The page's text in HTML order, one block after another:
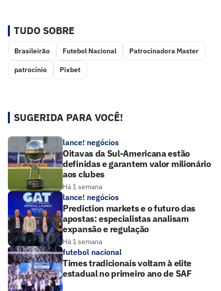
TUDO SOBRE
Brasileirão Futebol Nacional Patrocinadora Master
patrocínio Pixbet
SUGERIDA PARA VOCÊ!
lance! negócios
Oitavas da Sul-Americana estão
definidas e garantem valor milionário
aos clubes
Há 1 semana
lance! negócios
Prediction markets e o futuro das
apostas: especialistas analisam
expansão e regulação
Há 1 semana
futebol nacional
Times tradicionais voltam à elite
estadual no primeiro ano de SAF